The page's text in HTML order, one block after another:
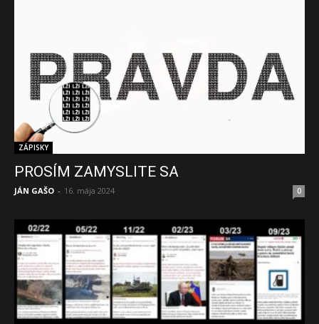
ZÁPISKY
PROSÍM ZAMYSLITE SA
JÁN GAŠO - 16. mája 2024 0